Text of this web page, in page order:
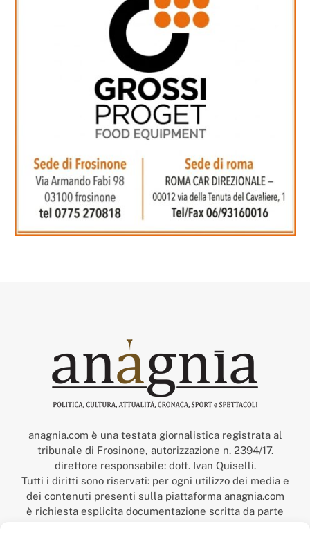
anagnia.com è una testata giornalistica registrata al
tribunale di Frosinone, autorizzazione n. 2394/17.
direttore responsabile: dott. Ivan Quiselli.
Tutti i diritti sono riservati: per ogni utilizzo dei media e
dei contenuti presenti sulla piattaforma anagnia.com
è richiesta esplicita documentazione scritta da parte